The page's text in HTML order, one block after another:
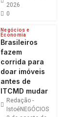
2026
0
Negócios e
Economia
Brasileiros
fazem
corrida para
doar imóveis
antes de
ITCMD mudar
Redação -
IstoéNEGÓCIOS